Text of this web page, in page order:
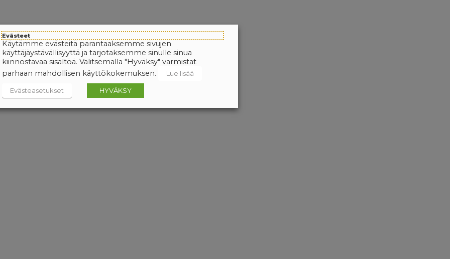
Evästeet
Käytämme evästeitä parantaaksemme sivujen
käyttäjäystävällisyyttä ja tarjotaksemme sinulle sinua
kiinnostavaa sisältöä. Valitsemalla "Hyväksy" varmistat
parhaan mahdollisen käyttökokemuksen.
Lue lisää
Evästeasetukset HYVÄKSY